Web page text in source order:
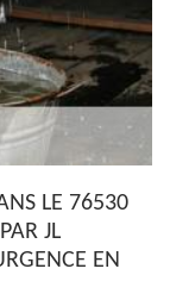
LE 76530
JL
EN